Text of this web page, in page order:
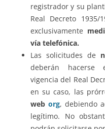
registrador y su
Real Decreto
exclusivamente
vía telefónica.
Las solicitudes de
deberán hacerse
vigencia del Real
en su caso, las
web org, debiendo
legítimo. No